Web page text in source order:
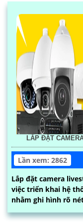
LẮP ĐẶT
Lần xem: 2862
Lắp đặt camera
việc triển khai hệ
nhằm ghi hình rõ